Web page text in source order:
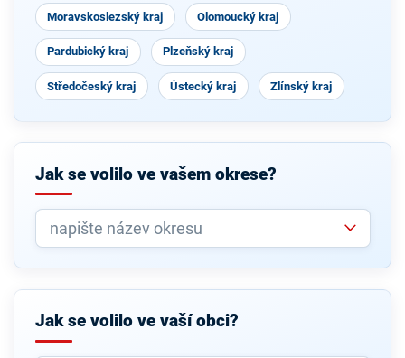
Moravskoslezský kraj Olomoucký kraj
Pardubický kraj Plzeňský kraj
Středočeský kraj Ústecký kraj Zlínský kraj
Jak se volilo ve vašem okrese?
Jak se volilo ve vaší obci?